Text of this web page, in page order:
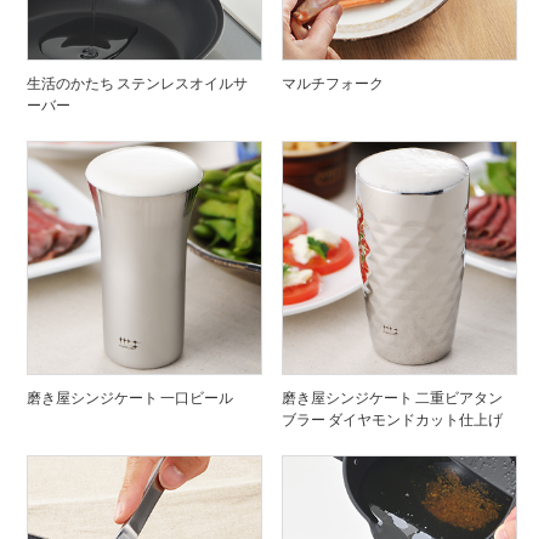
生活のかたち ステンレスオイルサ
ーバー
マルチフォーク
磨き屋シンジケート 一口ビール
磨き屋シンジケート 二重ビアタン
ブラー ダイヤモンドカット仕上げ